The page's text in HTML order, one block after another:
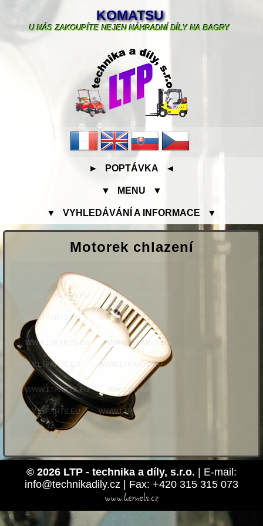
KOMATSU
U NÁS ZAKOUPÍTE NEJEN NÁHRADNÍ DÍLY NA BAGRY
► POPTÁVKA ◄
▼ MENU ▼
▼ VYHLEDÁVÁNÍ A INFORMACE ▼
Motorek chlazení
© 2026 LTP - technika a díly, s.r.o. | E-mail:
info@technikadily.cz | Fax: +420 315 315 073
www.kernels.cz